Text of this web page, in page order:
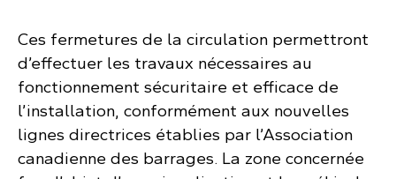
Ces fermetures de la circulation permettront
d’effectuer les travaux nécessaires au
fonctionnement sécuritaire et efficace de
l’installation, conformément aux nouvelles
lignes directrices établies par l’Association
canadienne des barrages. La zone concernée